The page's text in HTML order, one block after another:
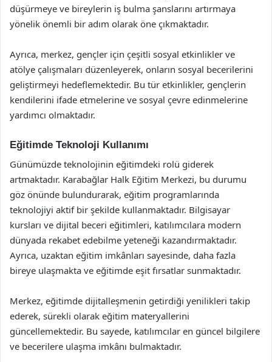
düşürmeye ve bireylerin iş bulma şanslarını artırmaya
yönelik önemli bir adım olarak öne çıkmaktadır.
Ayrıca, merkez, gençler için çeşitli sosyal etkinlikler ve
atölye çalışmaları düzenleyerek, onların sosyal becerilerini
geliştirmeyi hedeflemektedir. Bu tür etkinlikler, gençlerin
kendilerini ifade etmelerine ve sosyal çevre edinmelerine
yardımcı olmaktadır.
Eğitimde Teknoloji Kullanımı
Günümüzde teknolojinin eğitimdeki rolü giderek
artmaktadır. Karabağlar Halk Eğitim Merkezi, bu durumu
göz önünde bulundurarak, eğitim programlarında
teknolojiyi aktif bir şekilde kullanmaktadır. Bilgisayar
kursları ve dijital beceri eğitimleri, katılımcılara modern
dünyada rekabet edebilme yeteneği kazandırmaktadır.
Ayrıca, uzaktan eğitim imkânları sayesinde, daha fazla
bireye ulaşmakta ve eğitimde eşit fırsatlar sunmaktadır.
Merkez, eğitimde dijitalleşmenin getirdiği yenilikleri takip
ederek, sürekli olarak eğitim materyallerini
güncellemektedir. Bu sayede, katılımcılar en güncel bilgilere
ve becerilere ulaşma imkânı bulmaktadır.